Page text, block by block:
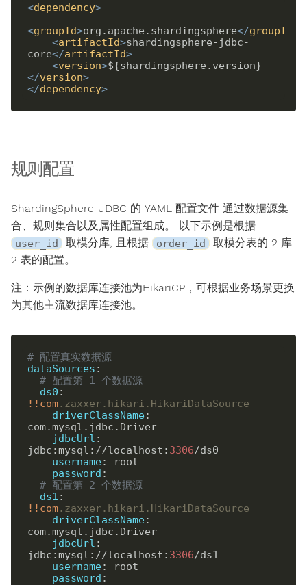
<dependency>
<groupId>org.apache.shardingsphere</groupId
<artifactId>shardingsphere-jdbc-
core</artifactId>
<version>${shardingsphere.version}
</version>
</dependency>
规则配置
ShardingSphere-JDBC 的 YAML 配置文件 通过数据源集
合、规则集合以及属性配置组成。 以下示例是根据
user_id 取模分库, 且根据 order_id
取模分表的 2 库
2 表的配置。
注：示例的数据库连接池为HikariCP，可根据业务场景更换
为其他主流数据库连接池。
# 配置真实数据源
dataSources :
# 配置第 1 个数据源
ds0 :
!!com.zaxxer.hikari.HikariDataSource
driverClassName:
com.mysql.jdbc.Driver
jdbcUrl :
jdbc:mysql://localhost: 3306
username:
password :
# 配置第 2 个数据源
ds1 :
!!com.zaxxer.hikari.HikariDataSource
driverClassName:
com.mysql.jdbc.Driver
jdbcUrl :
jdbc:mysql://localhost: 3306
username:
password :